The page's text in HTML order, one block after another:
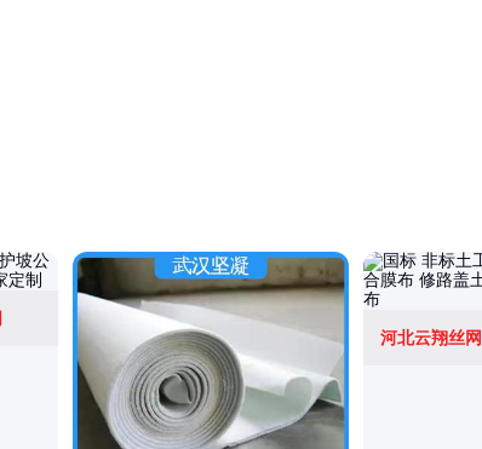
河北云翔丝